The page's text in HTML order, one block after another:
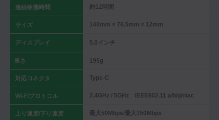
連続稼働時間 約12時間
サイズ 140mm × 76.5mm × 12mm
ディスプレイ 5.0インチ
重さ 195g
対応コネクタ Type-C
Wi-Fiプロトコル 2.4GHz / 5GHz IEEE802.11 a/b/g/n/ac
上り速度/下り速度 最大50Mbps/最大150Mbps